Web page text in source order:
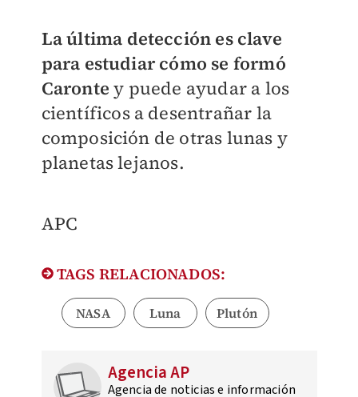
La última detección es clave
para estudiar cómo se formó
Caronte y puede ayudar a los
científicos a desentrañar la
composición de otras lunas y
planetas lejanos.
APC
TAGS RELACIONADOS:
NASA Luna Plutón
Agencia AP
Agencia de noticias e información